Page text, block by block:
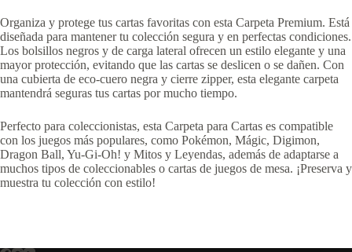
Organiza y protege tus cartas favoritas con esta Carpeta Premium. Está
diseñada para mantener tu colección segura y en perfectas condiciones.
Los bolsillos negros y de carga lateral ofrecen un estilo elegante y una
mayor protección, evitando que las cartas se deslicen o se dañen. Con
una cubierta de eco-cuero negra y cierre zipper, esta elegante carpeta
mantendrá seguras tus cartas por mucho tiempo.
Perfecto para coleccionistas, esta Carpeta para Cartas es compatible
con los juegos más populares, como Pokémon, Mágic, Digimon,
Dragon Ball, Yu-Gi-Oh! y Mitos y Leyendas, además de adaptarse a
muchos tipos de coleccionables o cartas de juegos de mesa. ¡Preserva y
muestra tu colección con estilo!